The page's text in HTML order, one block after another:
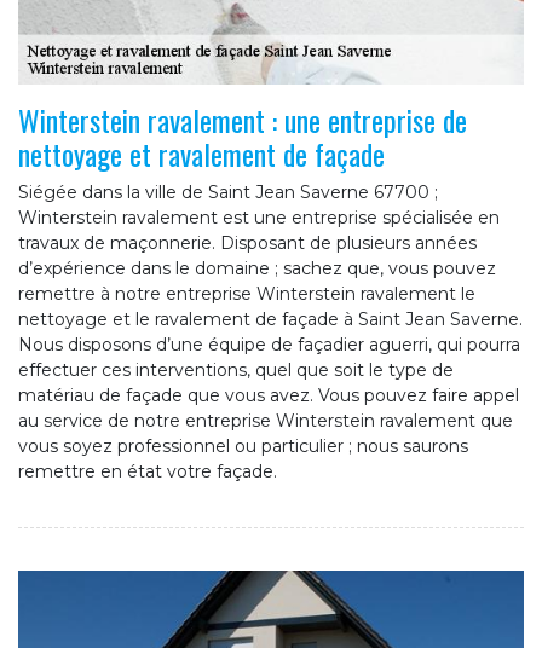
Winterstein ravalement : une entreprise de
nettoyage et ravalement de façade
Siégée dans la ville de Saint Jean Saverne 67700 ;
Winterstein ravalement est une entreprise spécialisée en
travaux de maçonnerie. Disposant de plusieurs années
d’expérience dans le domaine ; sachez que, vous pouvez
remettre à notre entreprise Winterstein ravalement le
nettoyage et le ravalement de façade à Saint Jean Saverne.
Nous disposons d’une équipe de façadier aguerri, qui pourra
effectuer ces interventions, quel que soit le type de
matériau de façade que vous avez. Vous pouvez faire appel
au service de notre entreprise Winterstein ravalement que
vous soyez professionnel ou particulier ; nous saurons
remettre en état votre façade.